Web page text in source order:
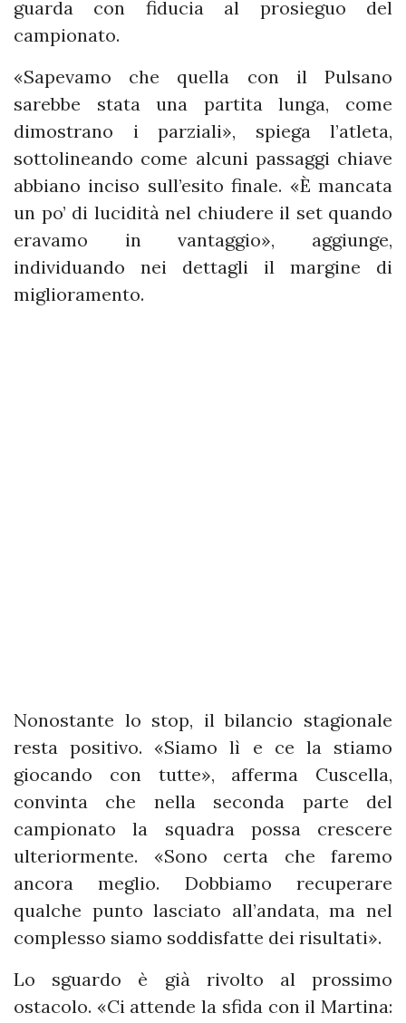
guarda con fiducia al prosieguo del
campionato.
«Sapevamo che quella con il Pulsano
sarebbe stata una partita lunga, come
dimostrano i parziali», spiega l’atleta,
sottolineando come alcuni passaggi chiave
abbiano inciso sull’esito finale. «È mancata
un po’ di lucidità nel chiudere il set quando
eravamo in vantaggio», aggiunge,
individuando nei dettagli il margine di
miglioramento.
Nonostante lo stop, il bilancio stagionale
resta positivo. «Siamo lì e ce la stiamo
giocando con tutte», afferma Cuscella,
convinta che nella seconda parte del
campionato la squadra possa crescere
ulteriormente. «Sono certa che faremo
ancora meglio. Dobbiamo recuperare
qualche punto lasciato all’andata, ma nel
complesso siamo soddisfatte dei risultati».
Lo sguardo è già rivolto al prossimo
ostacolo. «Ci attende la sfida con il Martina: